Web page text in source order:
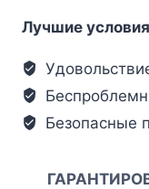
Лучшие
Безопасные